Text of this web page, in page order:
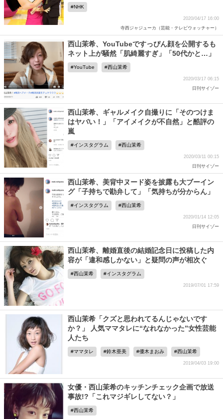
NHK
2020/04/17 16:00
寺西ジャジューカ（芸能・テレビウォッチャー）
西山茉希、YouTubeですっぴん顔を公開するも
ネット上が騒然「肌綺麗すぎ」「50代かと…」
YouTube 西山茉希
2020/03/17 06:15
日刊サイゾー
西山茉希、ギャルメイク自撮りに「そのつけま
はヤバい！」「アイメイクが不自然」と酷評の
嵐
インスタグラム 西山茉希
2020/03/11 00:15
日刊サイゾー
西山茉希、美背中ヌード姿を披露も大ブーイン
グ「子持ちで勘弁して」「気持ちが分からん」
インスタグラム 西山茉希
2020/01/14 12:05
日刊サイゾー
西山茉希、離婚直後の結婚記念日に投稿した内
容が「違和感しかない」と疑問の声が相次ぐ
西山茉希 インスタグラム
2019/07/01 17:59
西山茉希「クズと思われてるんじゃないです
か？」 人気ママタレに“なれなかった”女性芸能
人たち
ママタレ 鈴木亜美 優木まおみ 西山茉希
2019/04/03 19:00
女優・西山茉希のキッチンチェック企画で放送
事故!?「これマジギレしてない？」
西山茉希